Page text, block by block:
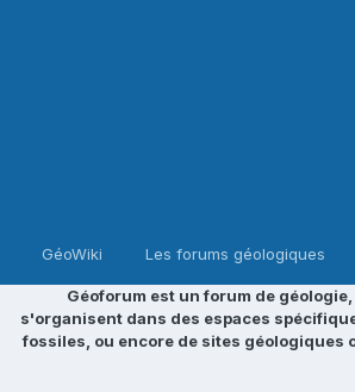
GéoWiki Les forums géologiques
Géoforum est un forum de
s'organisent dans des espaces
fossiles, ou encore de sites géologiques